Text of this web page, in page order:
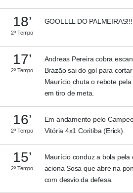
18’
2º Tempo
GOOLLLL DO
17’
2º Tempo
Andreas Pereira cobra
Brazão sai do gol para
Maurício chuta o rebote pela
em tiro de meta.
16’
2º Tempo
Em andamento pelo
Vitória 4x1 Coritiba (Erick).
15’
2º Tempo
Maurício conduz a bola pela
aciona Sosa que abre na
com desvio da defesa.